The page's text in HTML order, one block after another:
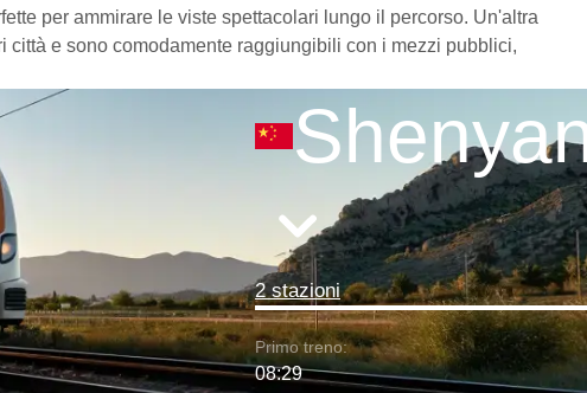
per ammirare le viste spettacolari lungo il percorso. Un'altra
e sono comodamente raggiungibili con i mezzi pubblici,
2 stazioni
Primo treno:
08:29